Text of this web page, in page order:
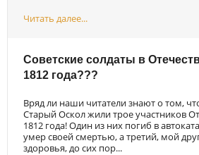
Читать далее...
Советские солдаты в
1812 года???
Вряд ли наши читатели знают о том,
Старый Оскол жили трое участников
1812 года! Один из них погиб в
умер своей смертью, а третий, мой
здоровья, до сих пор...